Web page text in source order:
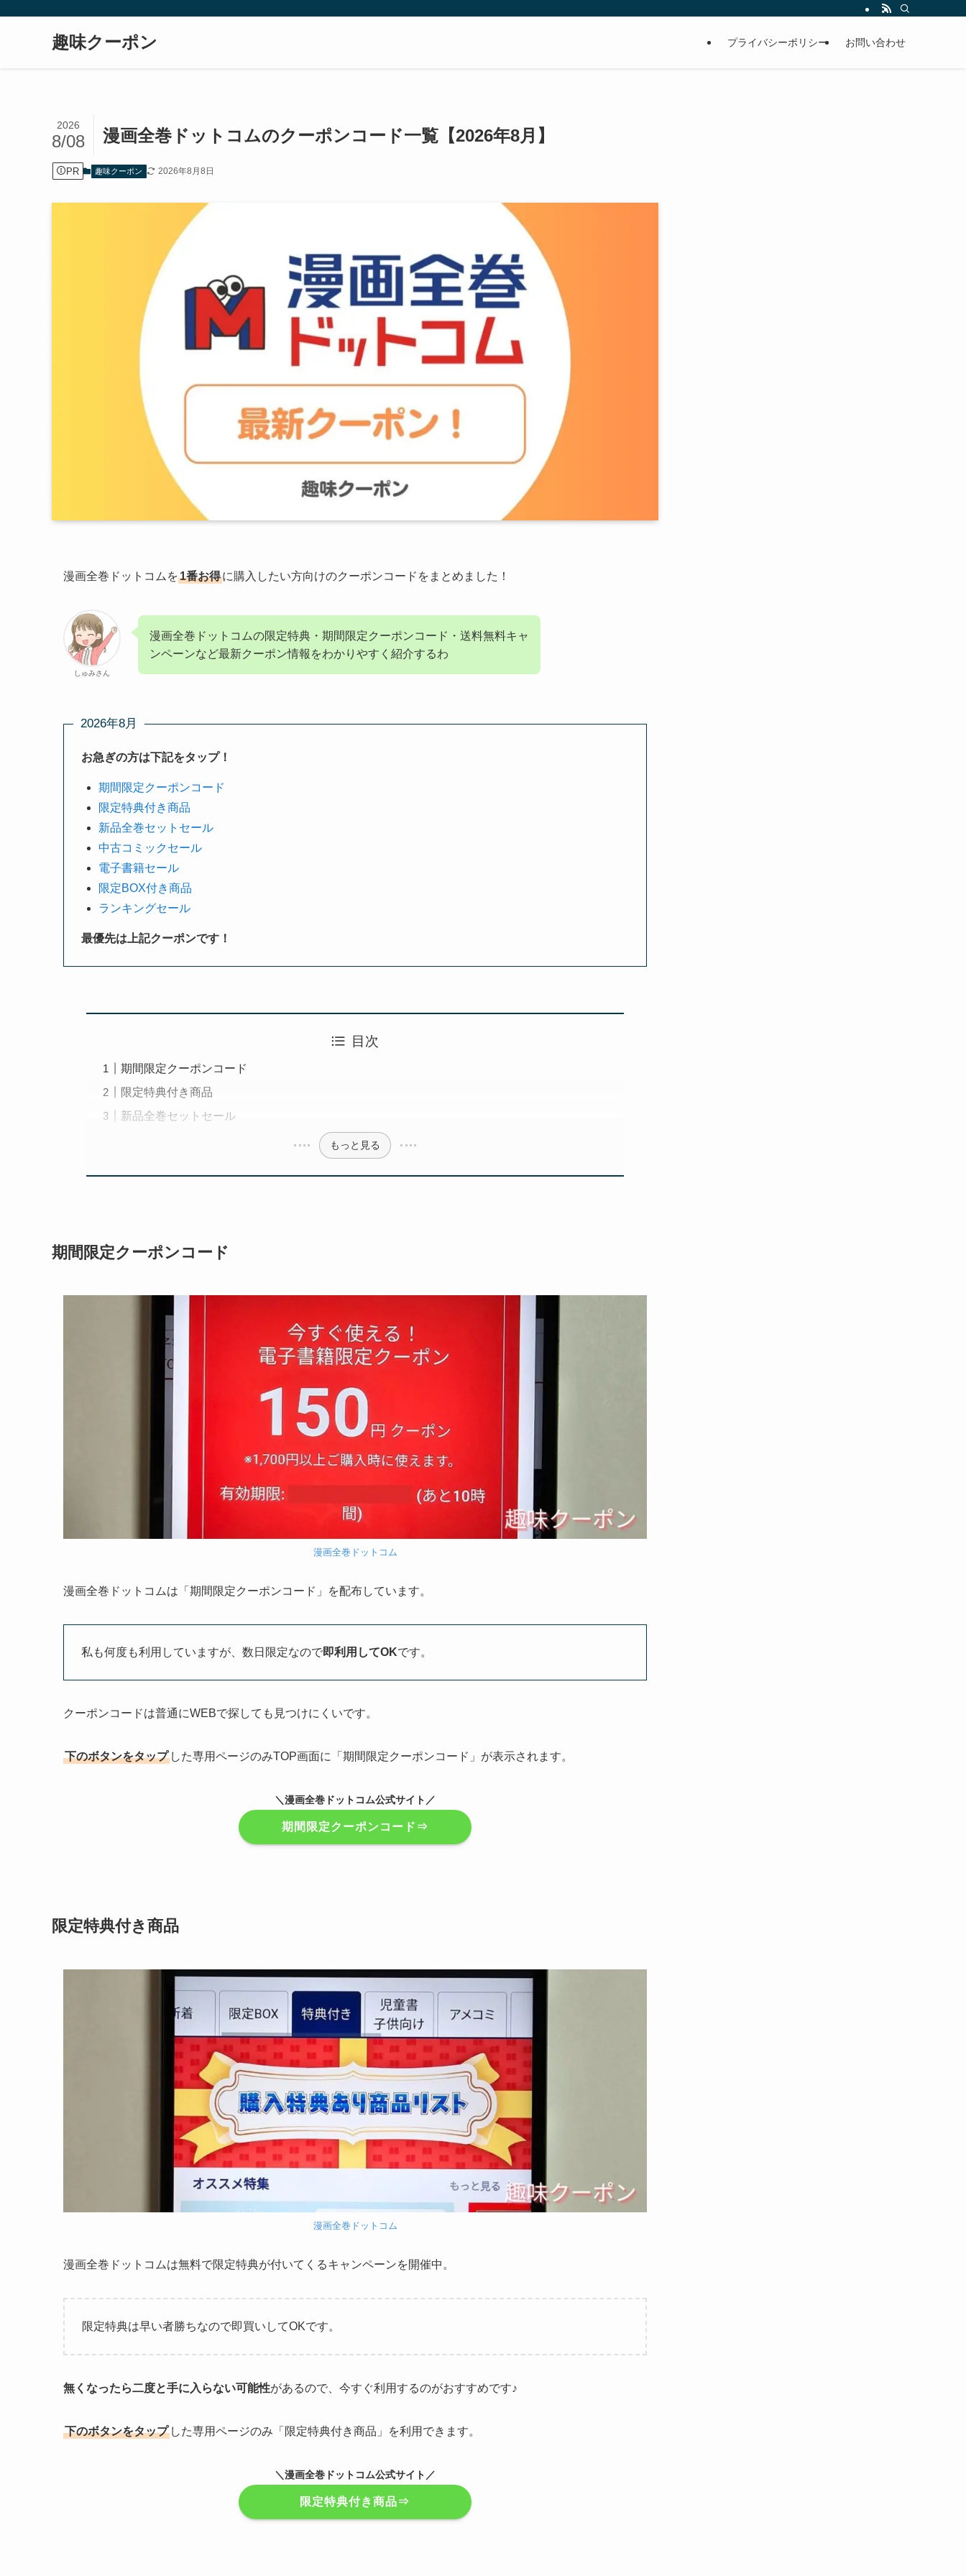
趣味クーポン プライバシーポリシー お問い合わせ
漫画全巻ドットコムのクーポンコード一覧【2026年8月】
2026
8/08
PR 趣味クーポン 2026年8月8日
漫画全巻ドットコムを1番お得に購入したい方向けのクーポンコードをまとめました！
しゅみさん
漫画全巻ドットコムの限定特典・期間限定クーポンコード・送料無料キャ
ンペーンなど最新クーポン情報をわかりやすく紹介するわ
2026年8月
お急ぎの方は下記をタップ！
期間限定クーポンコード
限定特典付き商品
新品全巻セットセール
中古コミックセール
電子書籍セール
限定BOX付き商品
ランキングセール
最優先は上記クーポンです！
目次
期間限定クーポンコード
限定特典付き商品
新品全巻セットセール
もっと見る
期間限定クーポンコード
漫画全巻ドットコム
漫画全巻ドットコムは「期間限定クーポンコード」を配布しています。
私も何度も利用していますが、数日限定なので即利用してOKです。
クーポンコードは普通にWEBで探しても見つけにくいです。
下のボタンをタップ した専用ページのみTOP画面に「期間限定クーポンコード」が表示されます。
＼漫画全巻ドットコム公式サイト／
期間限定クーポンコード⇒
限定特典付き商品
漫画全巻ドットコム
漫画全巻ドットコムは無料で限定特典が付いてくるキャンペーンを開催中。
限定特典は早い者勝ちなので即買いしてOKです。
無くなったら二度と手に入らない可能性があるので、今すぐ利用するのがおすすめです♪
下のボタンをタップ した専用ページのみ「限定特典付き商品」を利用できます。
＼漫画全巻ドットコム公式サイト／
限定特典付き商品⇒